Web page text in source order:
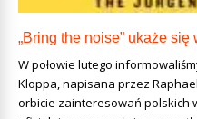
„Bring the noise” ukaże się
W połowie lutego
Kloppa, napisana przez
orbicie zainteresowań polskich